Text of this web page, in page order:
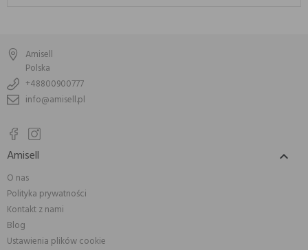
Amisell
Polska
+48800900777
info@amisell.pl
Amisell 
O nas
Polityka prywatności
Kontakt z nami
Blog
Ustawienia plików cookie